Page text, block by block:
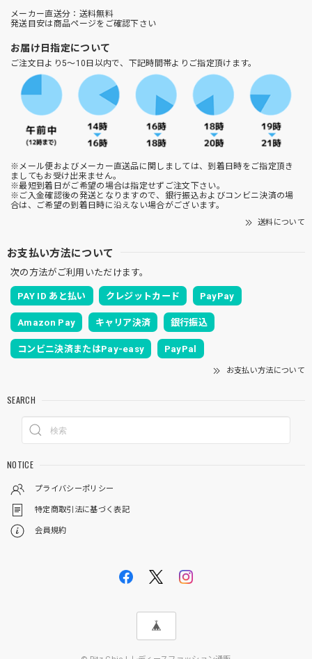
メーカー直送分：送料無料
発送目安は商品ページをご確認下さい
お届け日指定について
ご注文日より5～10日以内で、下記時間帯よりご指定頂けます。
※メール便およびメーカー直送品に関しましては、到着日時をご指定頂き
ましてもお受け出来ません。
※最短到着日がご希望の場合は指定せずご注文下さい。
※ご入金確認後の発送となりますので、銀行振込およびコンビニ決済の場
合は、ご希望の到着日時に沿えない場合がございます。
送料について
お支払い方法について
次の方法がご利用いただけます。
PAY ID あと払い クレジットカード PayPay
Amazon Pay キャリア決済 銀行振込
コンビニ決済またはPay-easy PayPal
お支払い方法について
SEARCH
NOTICE
プライバシーポリシー
特定商取引法に基づく表記
会員規約